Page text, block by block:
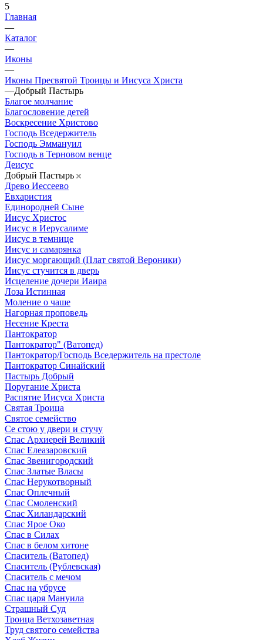
5
Главная
—
Каталог
—
Иконы
—
Иконы Пресвятой Троицы и Иисуса Христа
—Добрый Пастырь
Благое молчание
Благословение детей
Воскресение Христово
Господь Вседержитель
Господь Эммануил
Господь в Терновом венце
Деисус
Добрый Пастырь
Древо Иессеево
Евхаристия
Единородней Сыне
Иисус Христос
Иисус в Иерусалиме
Иисус в темнице
Иисус и самарянка
Иисус моргающий (Плат святой Вероники)
Иисус стучится в дверь
Исцеление дочери Иаира
Лоза Истинная
Моление о чаше
Нагорная проповедь
Несение Креста
Пантократор
Пантократор" (Ватопед)
Пантократор/Господь Вседержитель на престоле
Пантократор Синайский
Пастырь Добрый
Поругание Христа
Распятие Иисуса Христа
Святая Троица
Святое семейство
Се стою у двери и стучу
Спас Архиерей Великий
Спас Елеазаровский
Спас Звенигородский
Спас Златые Власы
Спас Нерукотворный
Спас Оплечный
Спас Смоленский
Спас Хиландарский
Спас Ярое Око
Спас в Силах
Спас в белом хитоне
Спаситель (Ватопед)
Спаситель (Рублевская)
Спаситель с мечом
Спас на убрусе
Спас царя Мануила
Страшный Суд
Троица Ветхозаветная
Труд святого семейства